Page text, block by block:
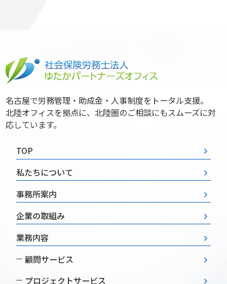
名古屋で労務管理・助成金・人事制度をトータル支援。
北陸オフィスを拠点に、北陸圏のご相談にもスムーズに対
応しています。
TOP
私たちについて
事務所案内
企業の取組み
業務内容
顧問サービス
プロジェクトサービス